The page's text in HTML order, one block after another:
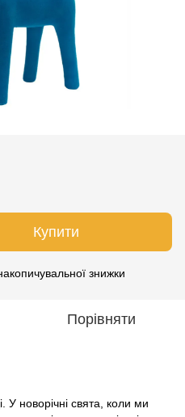
Купити
знижки
Порівняти
У новорічні свята, коли ми